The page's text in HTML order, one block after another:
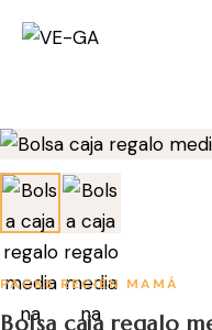
PACKS RECIÉN MAMÁ
Bolsa caja regalo